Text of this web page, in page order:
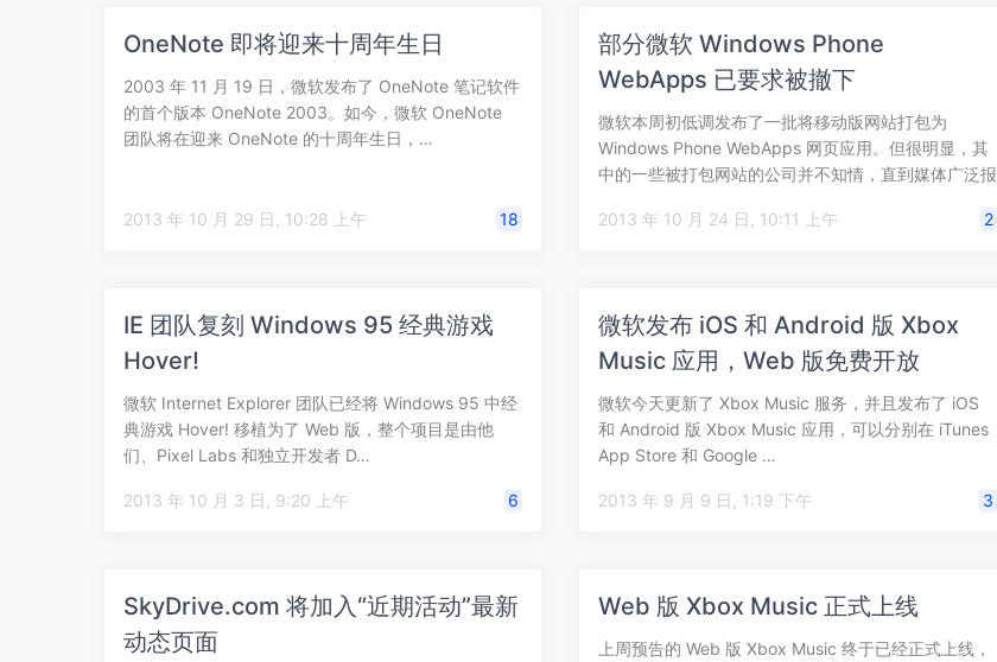
OneNote 即将迎来十周年生日
2003 年 11 月 19 日，微软发布了 OneNote 笔记软件
的首个版本 OneNote 2003。如今，微软 OneNote
团队将在迎来 OneNote 的十周年生日，…
2013 年 10 月 29 日, 10:28 上午 18
部分微软 Windows Phone
WebApps 已要求被撤下
微软本周初低调发布了一批将移动版网站打包为
Windows Phone WebApps 网页应用。但很明显，其
中的一些被打包网站的公司并不知情，直到媒体广泛报
2013 年 10 月 24 日, 10:11 上午
2
IE 团队复刻 Windows 95 经典游戏
Hover!
微软 Internet Explorer 团队已经将 Windows 95 中经
典游戏 Hover! 移植为了 Web 版，整个项目是由他
们、Pixel Labs 和独立开发者 D…
2013 年 10 月 3 日, 9:20 上午 6
微软发布 iOS 和 Android 版 Xbox
Music 应用，Web 版免费开放
微软今天更新了 Xbox Music 服务，并且发布了 iOS
和 Android 版 Xbox Music 应用，可以分别在 iTunes
App Store 和 Google …
2013 年 9 月 9 日, 1:19 下午 3
SkyDrive.com 将加入“近期活动”最新
动态页面
Web 版 Xbox Music 正式上线
上周预告的 Web 版 Xbox Music 终于已经正式上线，